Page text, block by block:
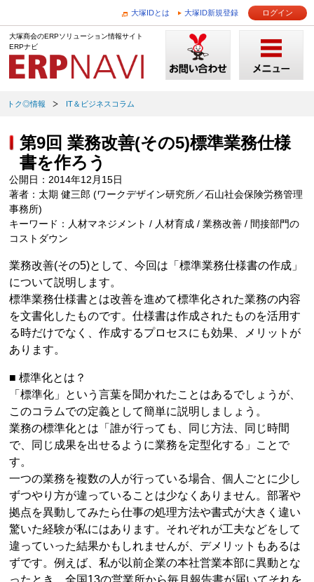
大塚IDとは 大塚ID新規登録 ログイン
大塚商会のERPソリューション情報サイト
ERPナビ
トク◎情報 IT＆ビジネスコラム
第9回 業務改善(その5)標準業務仕様
書を作ろう
公開日：2014年12月15日
著者：太期 健三郎 (ワークデザイン研究所／石山社会保険労務管理
事務所)
キーワード：人材マネジメント / 人材育成 / 業務改善 / 間接部門の
コストダウン
業務改善(その5)として、今回は「標準業務仕様書の作成」
について説明します。
標準業務仕様書とは改善を進めて標準化された業務の内容
を文書化したものです。仕様書は作成されたものを活用す
る時だけでなく、作成するプロセスにも効果、メリットが
あります。
■ 標準化とは？
「標準化」という言葉を聞かれたことはあるでしょうが、
このコラムでの定義として簡単に説明しましょう。
業務の標準化とは「誰が行っても、同じ方法、同じ時間
で、同じ成果を出せるように業務を定型化する」ことで
す。
一つの業務を複数の人が行っている場合、個人ごとに少し
ずつやり方が違っていることは少なくありません。部署や
拠点を異動してみたら仕事の処理方法や書式が大きく違い
驚いた経験が私にはあります。それぞれが工夫などをして
違っていった結果かもしれませんが、デメリットもあるは
ずです。例えば、私が以前企業の本社営業本部に異動とな
ったとき、全国13の営業所から毎月報告書が届いてそれを